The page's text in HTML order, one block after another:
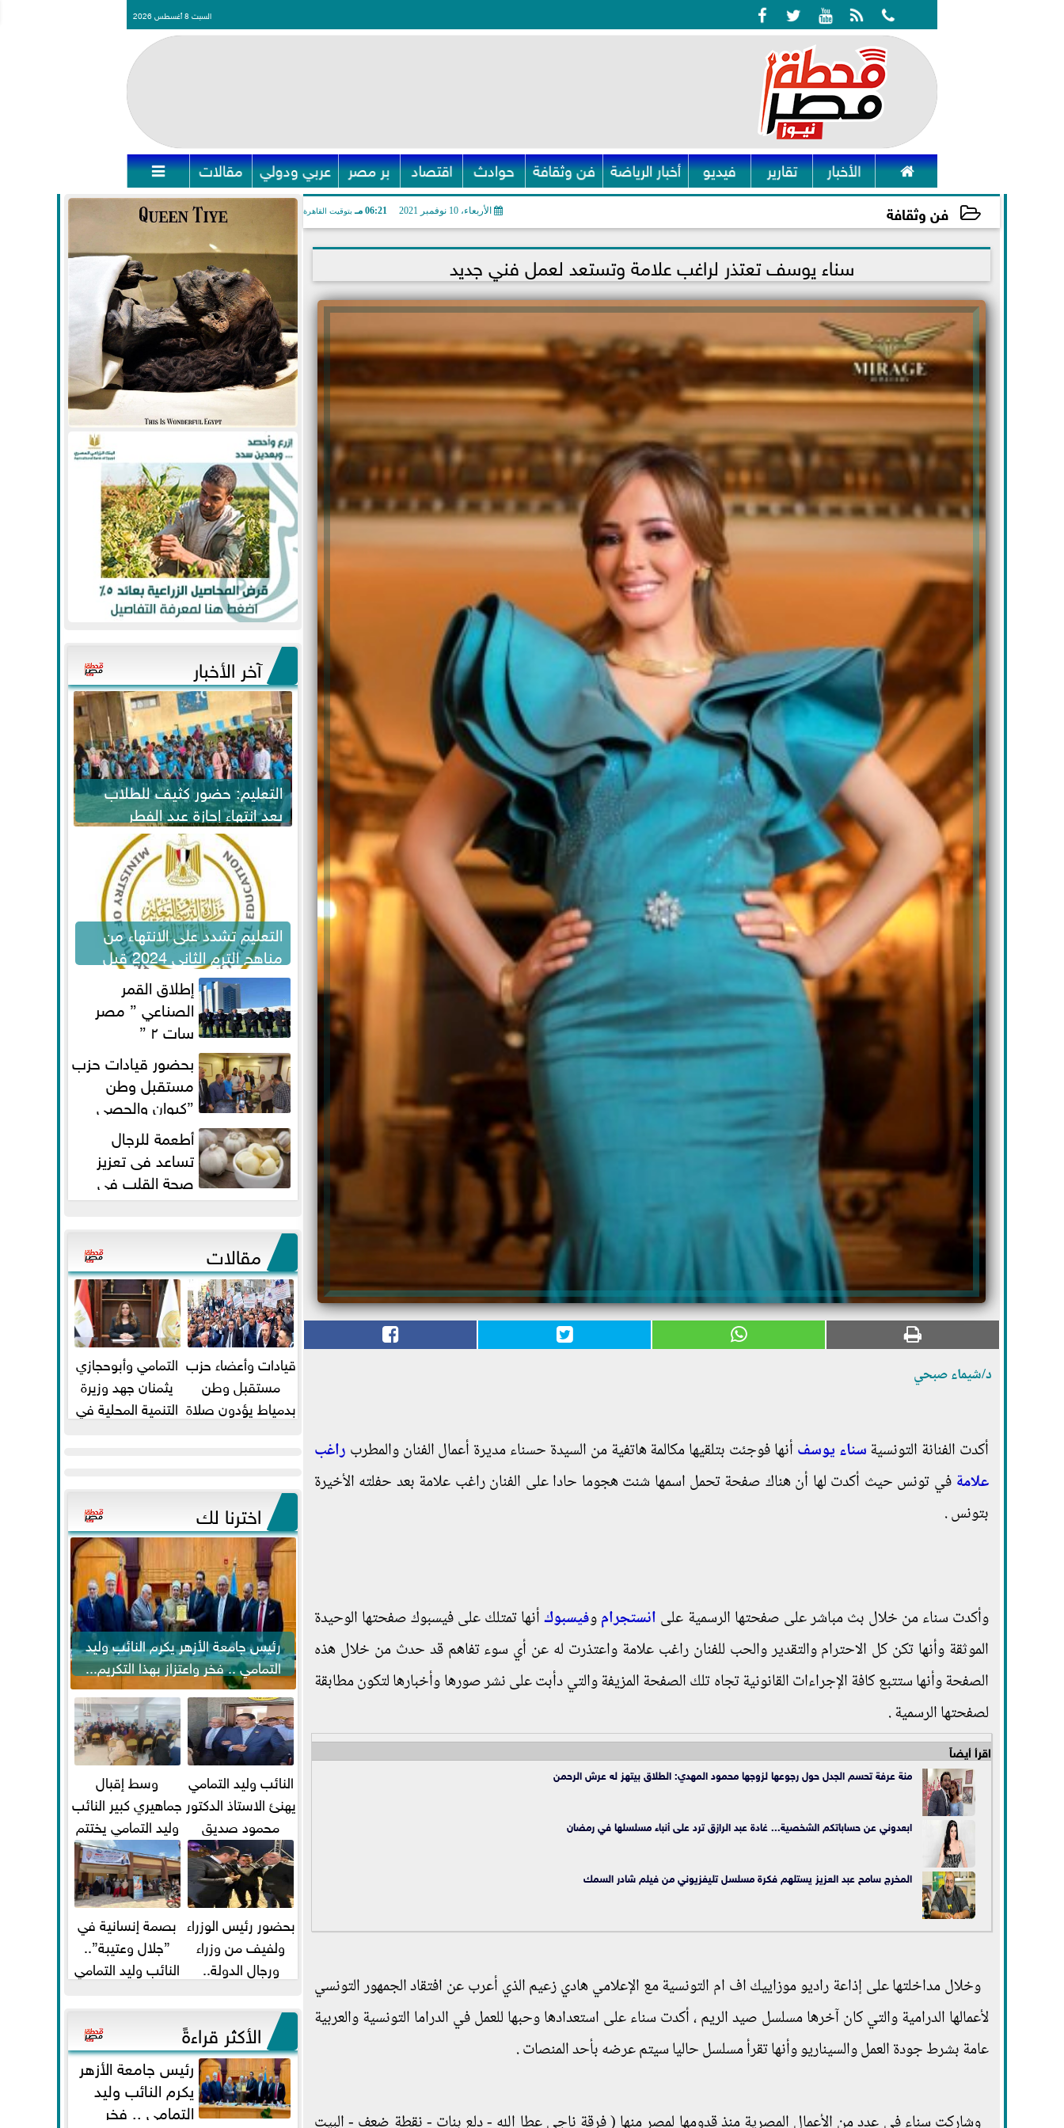
     السبت 8 أغسطس 2026
 الأخبار تقارير فيديو أخبار الرياضة فن وثقافة حوادث اقتصاد بر مصر عربي ودولي مقالات 
فن وثقافة الأربعاء، 10 نوفمبر 2021 06:21 مـ بتوقيت القاهرة
2021-11-10 18:21:08 سناء يوسف تعتذر لراغب علامة وتستعد لعمل فني جديد
د/شيماء صبحي
أكدت الفنانة التونسيةسناء يوسف أنها فوجئت بتلقيها مكالمة هاتفية من السيدة حسناء مديرة أعمال الفنان والمطرب راغب
علامة في تونس حيث أكدت لها أن هناك صفحة تحمل اسمها شنت هجوما حادا على الفنان راغب علامة بعد حفلته الأخيرة
بتونس .
وأكدت سناء من خلال بث مباشر على صفحتها الرسمية على انستجراموفيسبوكأنها تمتلك على فيسبوك صفحتها الوحيدة
الموثقة وأنها تكن كل الاحترام والتقدير والحب للفنان راغب علامة واعتذرت له عن أي سوء تفاهم قد حدث من خلال هذه
الصفحة وأنها ستتبع كافة الإجراءات القانونية تجاه تلك الصفحة المزيفة والتي دأبت على نشر صورها وأخبارها لتكون مطابقة
لصفحتها الرسمية .
اقرأ أيضاً
منة عرفة تحسم الجدل حول رجوعها لزوجها محمود المهدي: الطلاق بيتهز له عرش الرحمن
ابعدوني عن حساباتكم الشخصية... غادة عبد الرازق ترد على أنباء مسلسلها في رمضان
المخرج سامح عبد العزيز يستلهم فكرة مسلسل تليفزيوني من فيلم شادر السمك
وخلال مداخلتها على إذاعة راديو موزاييك اف ام التونسية مع الإعلامي هادي زعيم الذي أعرب عن افتقاد الجمهور التونسي
لأعمالها الدرامية والتي كان آخرها مسلسل صيد الريم ، أكدت سناء على استعدادها وحبها للعمل في الدراما التونسية والعربية
عامة بشرط جودة العمل والسيناريو وأنها تقرأ مسلسل حاليا سيتم عرضه بأحد المنصات .
آخر الأخبار
التعليم: حضور كثيف للطلاب
بعد انتهاء إجازة عيد الفطر
لاستكمال المناهج
التعليم تشدد على الانتهاء من
مناهج الترم الثاني 2024 قبل
الامتحانات
إطلاق القمر
الصناعي ” مصر
سات ٢ ”
بحضور قيادات حزب
مستقبل وطن
”كيوان والحصي
والتمامي وابوحجازي وعيسي” أمانه
كفر...
أطعمة للرجال
تساعد فى تعزيز
صحة القلب فى
سن الأربعين
مقالات
قيادات وأعضاء حزب
مستقبل وطن
بدمياط يؤدون صلاة
التمامي وأبوحجازي
يثمنان جهد وزيرة
التنمية المحلية في
اخترنا لك
رئيس جامعة الأزهر يكرم النائب وليد
التمامي .. فخر واعتزاز بهذا التكريم...
النائب وليد التمامي
يهنئ الاستاذ الدكتور
محمود صديق
تكليفة قائم باعمال
...
وسط إقبال
جماهيري كبير النائب
وليد التمامي يختتم
أضخم قافلة طبية
مجانية...
بحضور رئيس الوزراء
ولفيف من وزراء
ورجال الدولة..
ومحمد...
بصمة إنسانية في
”جلال وعتيبة”..
النائب وليد التمامي
شيحة يداويان...
الأكثر قراءةً
رئيس جامعة الأزهر
يكرم النائب وليد
التمامي .. فخر